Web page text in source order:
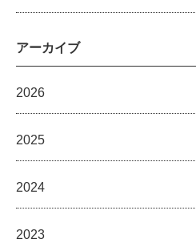
アーカイブ
2026
2025
2024
2023